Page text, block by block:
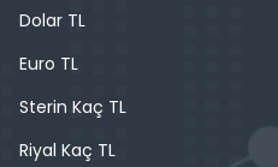
Dolar TL
Euro TL
Sterin Kaç TL
Riyal Kaç TL